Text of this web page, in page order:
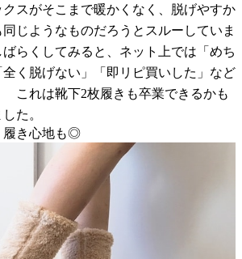
スがそこまで暖かくなく、脱げやすか
じようなものだろうとスルーしていま
らくしてみると、ネット上では「めち
く脱げない」「即リピ買いした」など
これは靴下2枚履きも卒業できるかも
た。
履き心地も◎